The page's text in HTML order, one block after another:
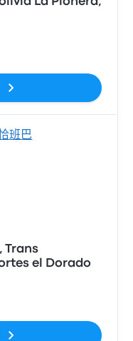
班巴
Trans
el Dorado